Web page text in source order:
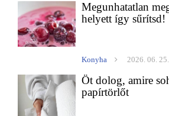
Megunhatatlan
helyett így sűrítsd!
Konyha 2026. 06. 25.
Öt dolog, amire
papírtörlőt